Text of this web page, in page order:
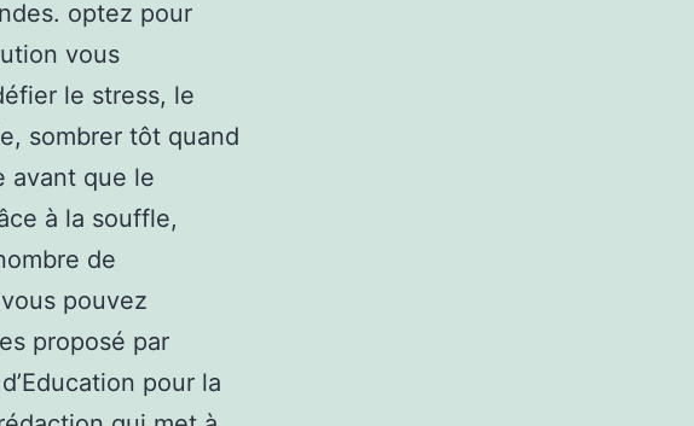
optez pour
vous
le stress, le
sombrer tôt quand
avant que le
à la souffle,
de
pouvez
proposé par
pour la